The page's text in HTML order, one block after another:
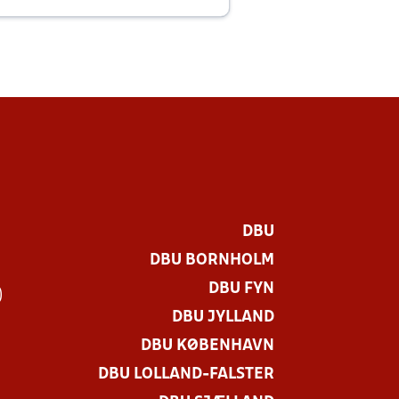
DBU
DBU BORNHOLM
DBU FYN
DBU JYLLAND
DBU KØBENHAVN
DBU LOLLAND-FALSTER